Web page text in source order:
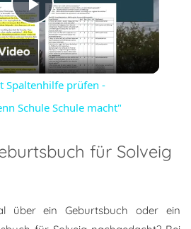
Play
Video
Spaltenhilfe prüfen -
Schule Schule macht"
für Solveig
über ein Geburtsbuch oder ein